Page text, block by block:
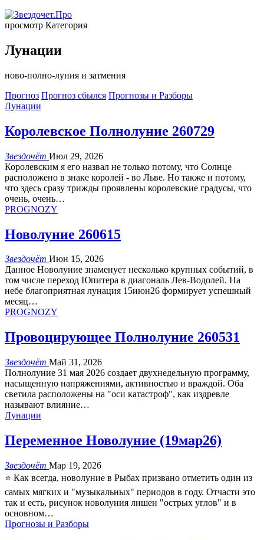
просмотр Категория
Лунации
ново-полно-луния и затмения
Прогноз Прогноз сбылся Прогнозы и Разборы
Лунации
Королевское Полнолуние 260729
Звездочёт Июл 29, 2026
Королевским я его назвал не только потому, что Солнце
расположено в знаке королей - во Льве. Но также и потому,
что здесь сразу трижды проявлены королевские градусы, что
очень, очень…
PROGNOZY
Новолуние 260615
Звездочёт Июн 15, 2026
Данное Новолуние знаменует несколько крупных событий, в
том числе переход Юпитера в диагональ Лев-Водолей. На
небе благоприятная лунация 15июн26 формирует успешный
месяц…
PROGNOZY
Провоцирующее Полнолуние 260531
Звездочёт Май 31, 2026
Полнолуние 31 мая 2026 создает двухнедельную программу,
насыщенную напряжениями, активностью и враждой. Оба
светила расположены на "оси катастроф", как издревле
называют влияние…
Лунации
Переменное Новолуние (19мар26)
Звездочёт Мар 19, 2026
⭐️ Как всегда, новолуние в Рыбах призвано отметить один из
самых мягких и "музыкальных" периодов в году. Отчасти это
так и есть, рисунок новолуния лишен "острых углов" и в
основном…
Прогнозы и Разборы